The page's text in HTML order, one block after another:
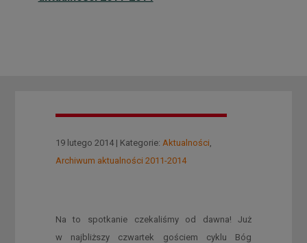
19 lutego 2014 | Kategorie: Aktualności
Archiwum aktualności 2011-2014
Na to spotkanie czekaliśmy od dawna! Już
w najbliższy czwartek gościem cyklu Bóg